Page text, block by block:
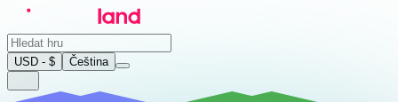
USD - $ Čeština